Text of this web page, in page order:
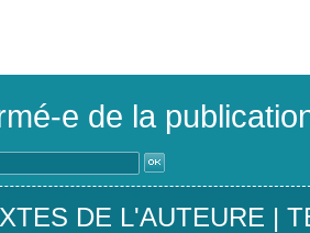
e de la
DE L'AUTEURE |